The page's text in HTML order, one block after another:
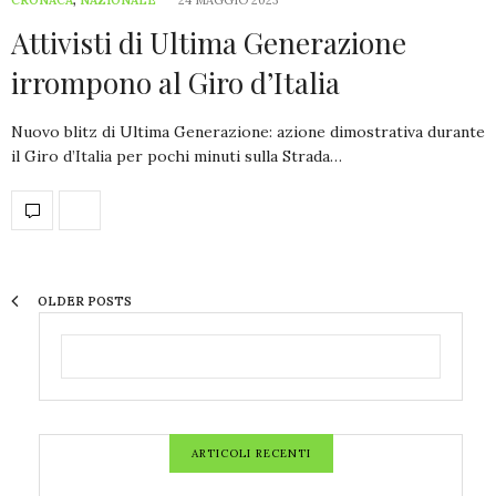
Attivisti di Ultima Generazione
irrompono al Giro d’Italia
Nuovo blitz di Ultima Generazione: azione dimostrativa durante
il Giro d’Italia per pochi minuti sulla Strada…
OLDER POSTS
ARTICOLI RECENTI